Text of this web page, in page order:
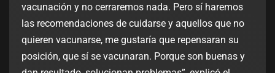
vacunación y no cerraremos nada. Pero sí haremos
las recomendaciones de cuidarse y aquellos que no
quieren vacunarse, me gustaría que repensaran su
posición, que sí se vacunaran. Porque son buenas y